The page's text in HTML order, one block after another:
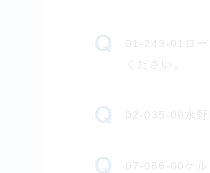
01-243-01ロー
ください。
02-035-00水野
07-066-00ケル